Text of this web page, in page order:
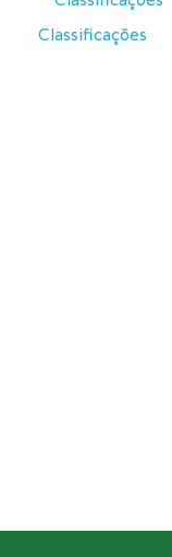
Classificações